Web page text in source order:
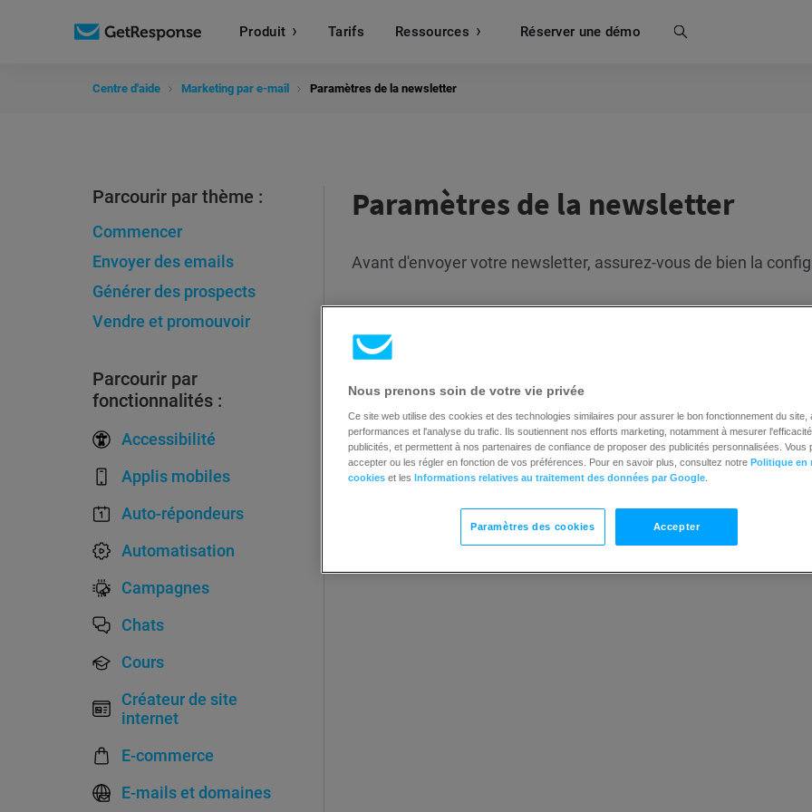
Produit Tarifs Ressources Réserver une démo
Recherche
Centre d'aide Marketing par e-mail Paramètres de la newsletter
Parcourir par thème :
Commencer
Envoyer des emails
Générer des prospects
Vendre et promouvoir
Parcourir par
fonctionnalités :
Accessibilité
Applis mobiles
Auto-répondeurs
Automatisation
Campagnes
Chats
Cours
Créateur de site
internet
E-commerce
E-mails et domaines
Paramètres de la newsletter
Avant d'envoyer votre newsletter, assurez-vous de bien la
Comment utiliser le Comportement des visiteurs du
Comment exclure des contacts de la réception de ma
Comment choisir les destinataires de la newsletter ?
Comment publier des mises à jour X (Twitter) et
Comment modifier l’adresse “De” dans mes messages
Qu’est-ce que l’attribution de revenus et comment
Comment ajouter des annotations aux e-mails dans
Nous prenons soin de votre vie privée
Ce site web utilise des cookies et des technologies similaires pour assurer le bon fonctionnement du site,
performances et l'analyse du trafic. Ils soutiennent nos efforts marketing, notamment à mesurer
publicités, et permettent à nos partenaires de confiance de proposer des publicités personnalisées. Vous
accepter ou les régler en fonction de vos préférences. Pour en savoir plus, consultez notre Politique en
cookies et les Informations relatives au traitement des données par Google
Paramètres des cookies Accepter